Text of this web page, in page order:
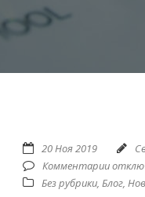
20 Ноя 2019
Комментарии
Без рубрики, Блог,